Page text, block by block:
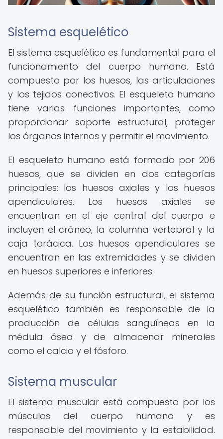
Sistema esquelético
El sistema esquelético es fundamental para el
funcionamiento del cuerpo humano. Está
compuesto por los huesos, las articulaciones
y los tejidos conectivos. El esqueleto humano
tiene varias funciones importantes, como
proporcionar soporte estructural, proteger
los órganos internos y permitir el movimiento.
El esqueleto humano está formado por 206
huesos, que se dividen en dos categorías
principales: los huesos axiales y los huesos
apendiculares. Los huesos axiales se
encuentran en el eje central del cuerpo e
incluyen el cráneo, la columna vertebral y la
caja torácica. Los huesos apendiculares se
encuentran en las extremidades y se dividen
en huesos superiores e inferiores.
Además de su función estructural, el sistema
esquelético también es responsable de la
producción de células sanguíneas en la
médula ósea y de almacenar minerales
como el calcio y el fósforo.
Sistema muscular
El sistema muscular está compuesto por los
músculos del cuerpo humano y es
responsable del movimiento y la estabilidad.